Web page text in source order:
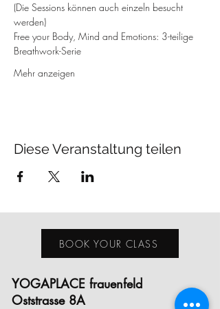
(Die Sessions können auch einzeln besucht
werden)
Free your Body, Mind and Emotions: 3-teilige
Breathwork-Serie
Mehr anzeigen
Diese Veranstaltung teilen
BOOK YOUR CLASS
YOGAPLACE frauenfeld
Oststrasse 8A